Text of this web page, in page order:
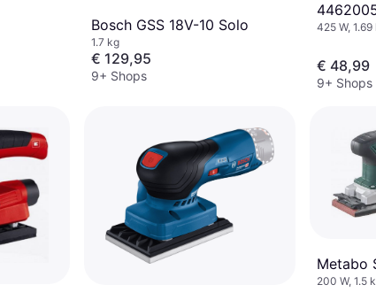
Bosch GSS 18V-10 Solo
1.7 kg
€ 129,95
9+ Shops
425 W, 1.69
€ 48,99
9+ Shops
Metabo
200 W, 1.5